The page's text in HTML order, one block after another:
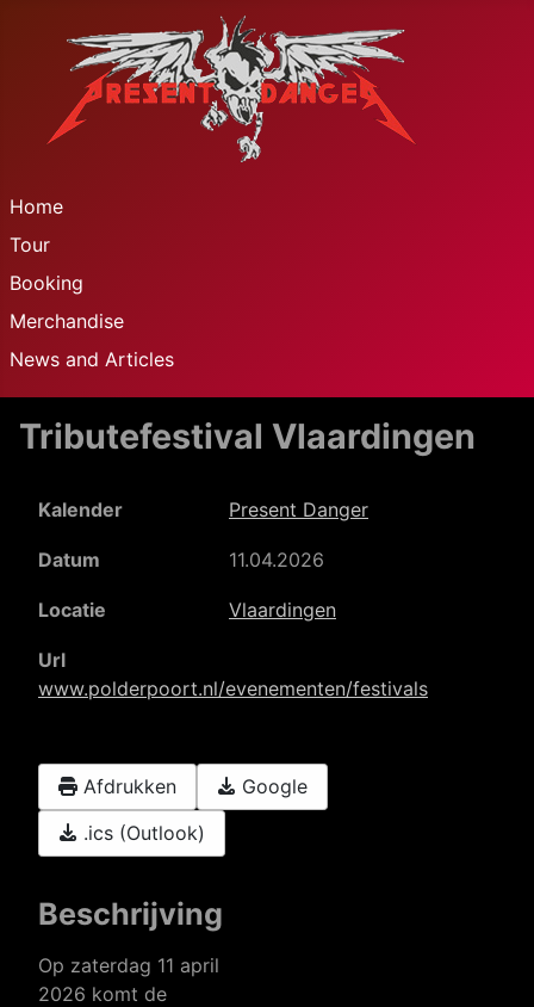
Home
Tour
Booking
Merchandise
News and Articles
Tributefestival Vlaardingen
Kalender Present Danger
Datum 11.04.2026
Locatie Vlaardingen
Url
www.polderpoort.nl/evenementen/festivals
Afdrukken
Google
.ics (Outlook)
Beschrijving
Op zaterdag 11 april
2026 komt de